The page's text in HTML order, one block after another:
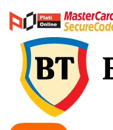
ES1, ES2, ES3
Ninebot Segway ZT3 PRO
Piese de Schimb
Senzori Pedelec
Becuri
Piese Hoverboard
Piese masinute electrice